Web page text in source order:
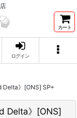
カート
ログイン
Delta》[ONS] SP+
Delta》[ONS]